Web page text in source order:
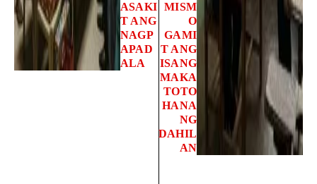
ASAKI
T ANG
NAGP
APAD
ALA
MISM
O
GAMI
T ANG
ISANG
MAKA
TOTO
HANA
NG
DAHIL
AN